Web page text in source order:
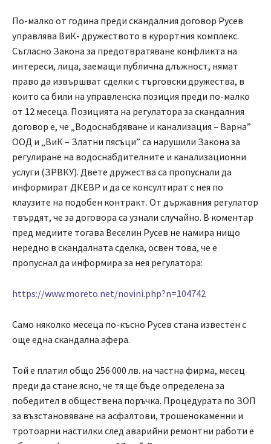
По-малко от година преди скандалния договор Русев
управлява ВиК- дружеството в курортния комплекс.
Съгласно Закона за предотвратяване конфликта на
интереси, лица, заемащи публична длъжност, нямат
право да извършват сделки с търговски дружества, в
които са били на управленска позиция преди по-малко
от 12 месеца. Позицията на регулатора за скандалния
договор е, че „Водоснабдяване и канализация – Варна”
ООД и „ВиК – Златни пясъци” са нарушили Закона за
регулиране на водоснабдителните и канализационни
услуги (ЗРВКУ). Двете дружества са пропуснали да
информират ДКЕВР и да се консултират с нея по
клаузите на подобен контракт. От държавния регулатор
твърдят, че за договора са узнали случайно. В коментар
пред медиите тогава Веселин Русев не намира нищо
нередно в скандалната сделка, освен това, че е
пропуснал да информира за нея регулатора:
https://www.moreto.net/novini.php?n=104742
Само няколко месеца по-късно Русев стана известен с
още една скандална афера.
Той е платил общо 256 000 лв. на частна фирма, месец
преди да стане ясно, че тя ще бъде определена за
победител в обществена поръчка. Процедурата по ЗОП
за възстановяване на асфалтови, трошенокаменни и
тротоарни настилки след аварийни ремонтни работи е